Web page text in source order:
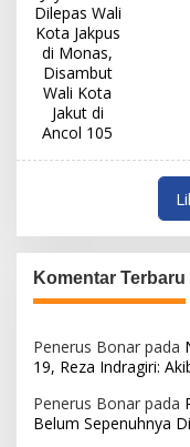
Komentar Terbaru
Penerus Bonar pada
19, Reza Indragiri:
Penerus Bonar pada
Belum Sepenuhnya